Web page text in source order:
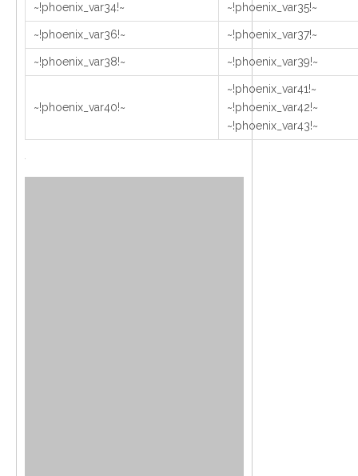
~!phoenix_var34!~ ~!phoenix_var35!~
~!phoenix_var36!~ ~!phoenix_var37!~
~!phoenix_var38!~ ~!phoenix_var39!~
~!phoenix_var40!~
~!phoenix_var41!~
~!phoenix_var42!~
~!phoenix_var43!~